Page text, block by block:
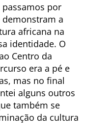
por
a
africana na
identidade. O
Centro da
era a pé e
mas no final
alguns outros
também se
da cultura